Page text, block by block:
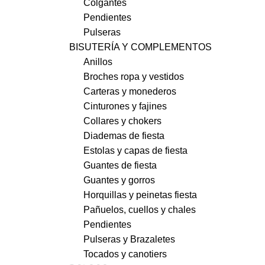
Colgantes
Pendientes
Pulseras
BISUTERÍA Y COMPLEMENTOS
Anillos
Broches ropa y vestidos
Carteras y monederos
Cinturones y fajines
Collares y chokers
Diademas de fiesta
Estolas y capas de fiesta
Guantes de fiesta
Guantes y gorros
Horquillas y peinetas fiesta
Pañuelos, cuellos y chales
Pendientes
Pulseras y Brazaletes
Tocados y canotiers